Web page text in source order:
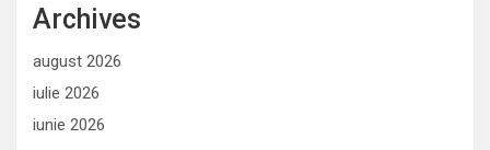
Archives
august 2026
iulie 2026
iunie 2026